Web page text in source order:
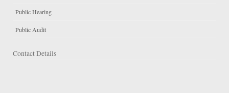
Public Hearing
Public Audit
Contact Details